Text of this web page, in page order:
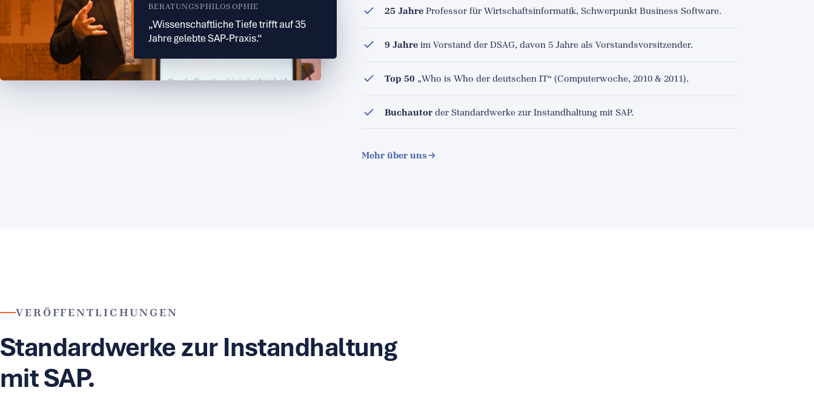
BERATUNGSPHILOSOPHIE
„Wissenschaftliche Tiefe trifft auf 35
Jahre gelebte SAP-Praxis.“
25 Jahre Professor für Wirtschaftsinformatik, Schwerpunkt Business Software.
9 Jahre im Vorstand der DSAG, davon 5 Jahre als Vorstandsvorsitzender.
Top 50 „Who is Who der deutschen IT“ (Computerwoche, 2010 & 2011).
Buchautor der Standardwerke zur Instandhaltung mit SAP.
Mehr über uns
VERÖFFENTLICHUNGEN
Standardwerke zur Instandhaltung
mit SAP.